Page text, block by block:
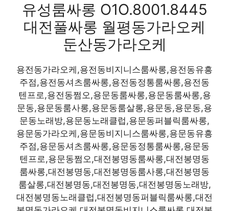
유성룸싸롱 O1O.8001.8445
대전풀싸롱 월평동가라오케
둔산동가라오케
용전동가라오케,용전동비지니스룸싸롱,용전동유흥
주점,용전동셔츠룸싸롱,용전동정통룸싸롱,용전동
텐프로,용전동쩜오,용문동룸싸롱,용문동룸싸롱,용
문동,용문동룸사롱,용문동룸살롱,용문동,용문동,용
문동노래방,용문동노래클럽,용문동퍼블릭룸싸롱,
용문동가라오케,용문동비지니스룸싸롱,용문동유흥
주점,용문동셔츠룸싸롱,용문동정통룸싸롱,용문동
텐프로,용문동쩜오,대전봉명동룸싸롱,대전봉명동
룸싸롱,대전봉명동,대전봉명동룸사롱,대전봉명동
룸살롱,대전봉명동,대전봉명동,대전봉명동노래방,
대전봉명동노래클럽,대전봉명동퍼블릭룸싸롱,대전